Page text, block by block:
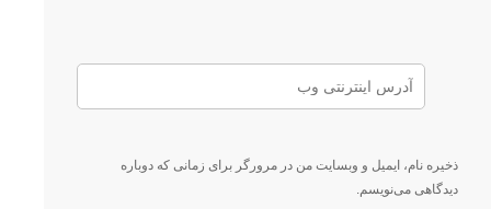
ذخیره نام، ایمیل و وبسایت من در مرورگر برای زمانی که دوباره
دیدگاهی می‌نویسم.